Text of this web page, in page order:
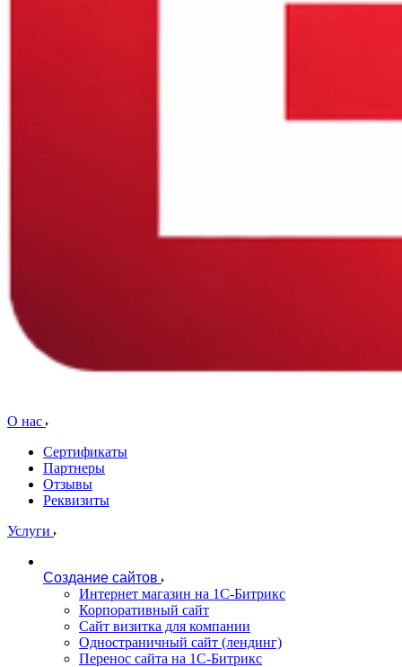
О нас
Сертификаты
Партнеры
Отзывы
Реквизиты
Услуги
Создание сайтов
Интернет магазин на 1С-Битрикс
Корпоративный сайт
Сайт визитка для компании
Одностраничный сайт (лендинг)
Перенос сайта на 1С-Битрикс